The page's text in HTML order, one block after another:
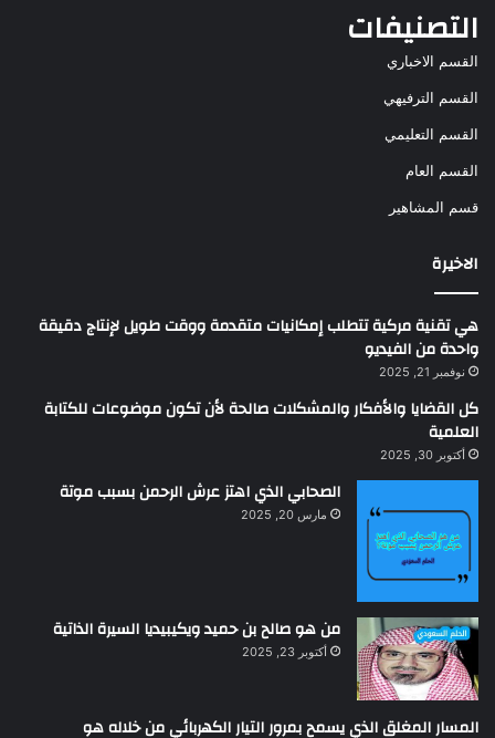
التصنيفات
القسم الاخباري
القسم الترفيهي
القسم التعليمي
القسم العام
قسم المشاهير
الاخيرة
هي تقنية مركية تتطلب إمكانيات متقدمة ووقت طويل لإنتاج دقيقة
واحدة من الفيديو
نوفمبر 21, 2025
كل القضايا والأفكار والمشكلات صالحة لأن تكون موضوعات للكتابة
العلمية
أكتوبر 30, 2025
الصحابي الذي اهتز عرش الرحمن بسبب موتة
مارس 20, 2025
من هو صالح بن حميد ويكيبيديا السيرة الذاتية
أكتوبر 23, 2025
المسار المغلق الذي يسمح بمرور التيار الكهربائي من خلاله هو